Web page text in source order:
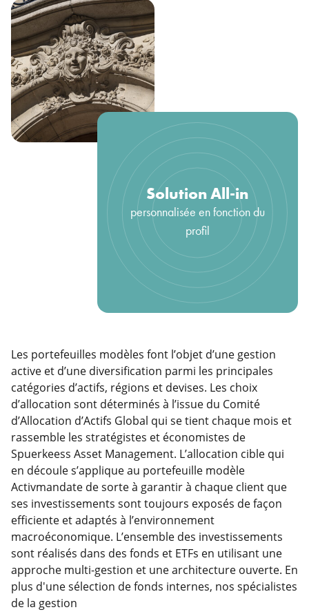
Solution All-in
personnalisée en fonction du
profil
Les portefeuilles modèles font l’objet d’une gestion
active et d’une diversification parmi les principales
catégories d’actifs, régions et devises. Les choix
d’allocation sont déterminés à l’issue du Comité
d’Allocation d’Actifs Global qui se tient chaque mois et
rassemble les stratégistes et économistes de
Spuerkeess Asset Management. L’allocation cible qui
en découle s’applique au portefeuille modèle
Activmandate de sorte à garantir à chaque client que
ses investissements sont toujours exposés de façon
efficiente et adaptés à l’environnement
macroéconomique. L’ensemble des investissements
sont réalisés dans des fonds et ETFs en utilisant une
approche multi-gestion et une architecture ouverte. En
plus d'une sélection de fonds internes, nos spécialistes
de la gestion